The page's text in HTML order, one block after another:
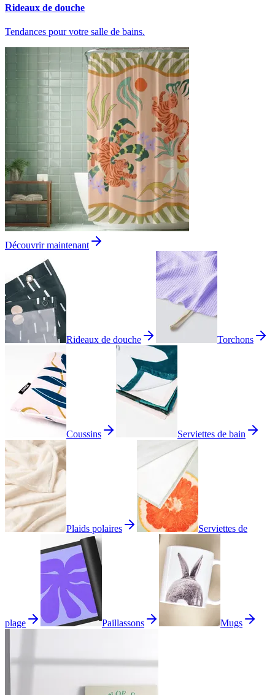
Rideaux de douche
Tendances pour votre salle de bains.
Découvrir maintenant
Rideaux de douche Torchons
Coussins Serviettes de bain
Plaids polaires Serviettes de
plage Paillassons Mugs